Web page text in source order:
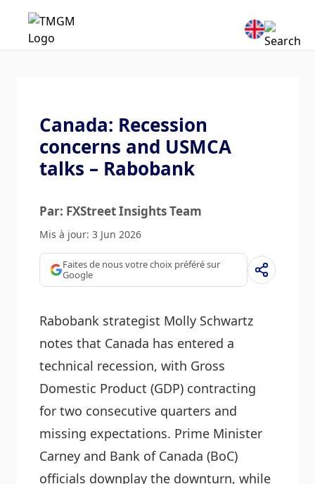
Canada: Recession
concerns and USMCA
talks – Rabobank
Par: FXStreet Insights Team
Mis à jour: 3 Jun 2026
Faites de nous votre choix préféré sur
Google
Rabobank strategist Molly Schwartz
notes that Canada has entered a
technical recession, with Gross
Domestic Product (GDP) contracting
for two consecutive quarters and
missing expectations. Prime Minister
Carney and Bank of Canada (BoC)
officials downplay the downturn, while